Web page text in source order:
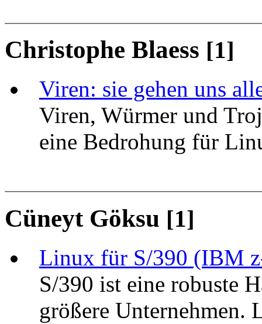
Christophe Blaess [1]
Viren: sie gehen uns
Viren, Würmer und
eine Bedrohung für
Cüneyt Göksu [1]
Linux für S/390 (IBM
S/390 ist eine robuste
größere Unternehmen.